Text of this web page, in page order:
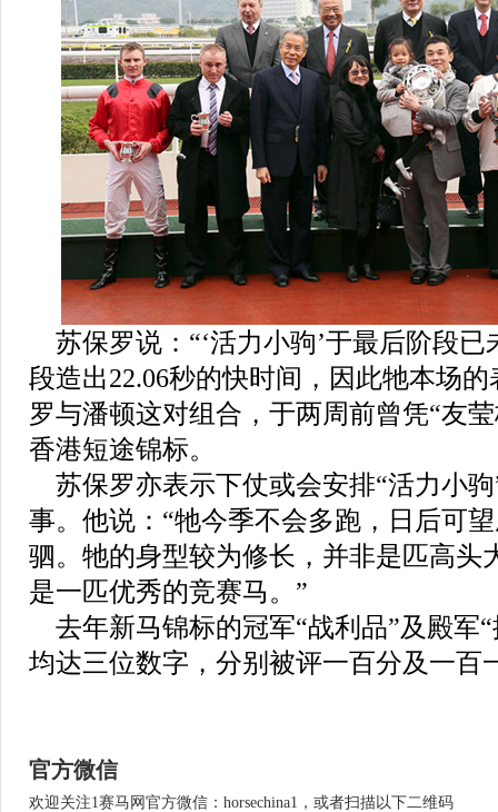
苏保罗说：“‘活力小驹’于最后阶段已
段造出22.06秒的快时间，因此牠本场
罗与潘顿这对组合，于两周前曾凭“友
香港短途锦标。
苏保罗亦表示下仗或会安排“活力小驹
事。他说：“牠今季不会多跑，日后可
驷。牠的身型较为修长，并非是匹高头
是一匹优秀的竞赛马。”
去年新马锦标的冠军“战利品”及殿军
均达三位数字，分别被评一百分及一百
官方微信
欢迎关注1赛马网官方微信：horsechina1，或者扫描以下二维码